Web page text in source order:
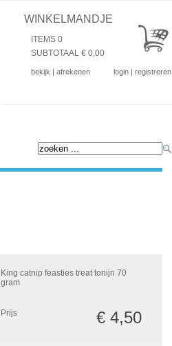
WINKELMANDJE
ITEMS 0
SUBTOTAAL € 0,00
bekijk | afrekenen login | registreren
King catnip feasties treat tonijn 70
gram
Prijs € 4,50